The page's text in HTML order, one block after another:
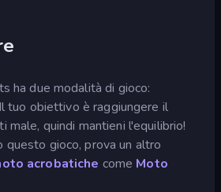
ha due modalità di gioco:
tuo obiettivo è raggiungere il
male, quindi mantieni l'equilibrio!
questo gioco, prova un altro
acrobatiche come Moto